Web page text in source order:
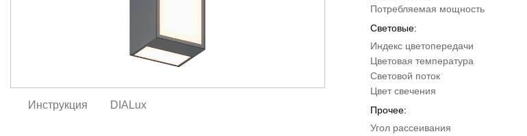
Инструкция DIALux
Потребляемая мощность
Световые:
Индекс цветопередачи
Цветовая температура
Световой поток
Цвет свечения
Прочее:
Угол рассеивания